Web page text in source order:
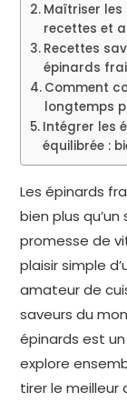
Maîtriser
recettes et
Recettes
épinards
Comment
longtemps
Intégrer les
équilibrée :
Les épinards
bien plus
promesse de
plaisir simple
amateur de
saveurs du
épinards est
explore
tirer le meilleur